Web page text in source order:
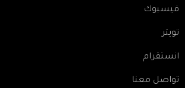
فيسبوك
تويتر
انستقرام
تواصل معنا